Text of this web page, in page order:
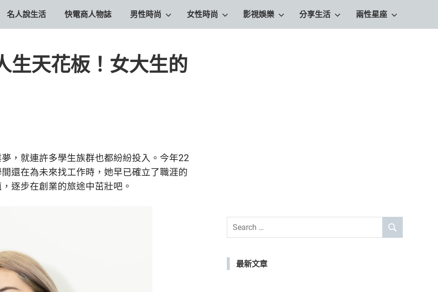
名人說生活 快電商人物誌 男性時尚 女性時尚 影視娛樂 分享生活 兩性星座
生天花板！女大生的
，就連許多學生族群也都紛紛投入。 今年22
還在為未來找工作時，她早已確立了職涯的
逐步在創業的旅途中茁壯吧。
Search
SEARCH
最新文章